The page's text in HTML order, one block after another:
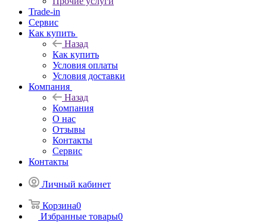
Trade-in
Сервис
Как купить
Назад
Как купить
Условия оплаты
Условия доставки
Компания
Назад
Компания
О нас
Отзывы
Контакты
Сервис
Контакты
Личный кабинет
Корзина0
Избранные товары0